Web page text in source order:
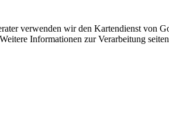
verwenden wir den Kartendienst
Informationen zur Verarbeitung